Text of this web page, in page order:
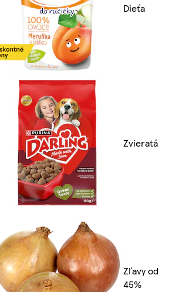
Dieťa
Zvieratá
Zľavy od
45%